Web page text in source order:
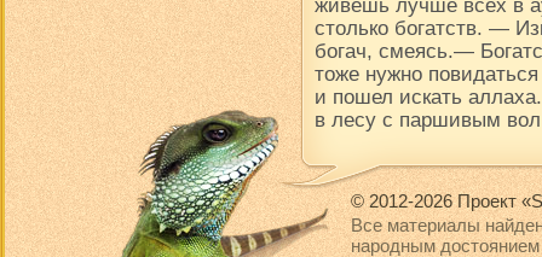
живешь лучше всех в
столько богатств. —
богач, смеясь.—
тоже нужно
и пошел искать
в лесу с паршивым
© 2012-2026 Проект
Все материалы
народным достоянием